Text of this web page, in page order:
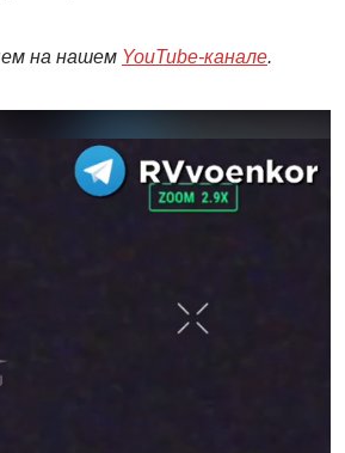
на нашем YouTube-канале.